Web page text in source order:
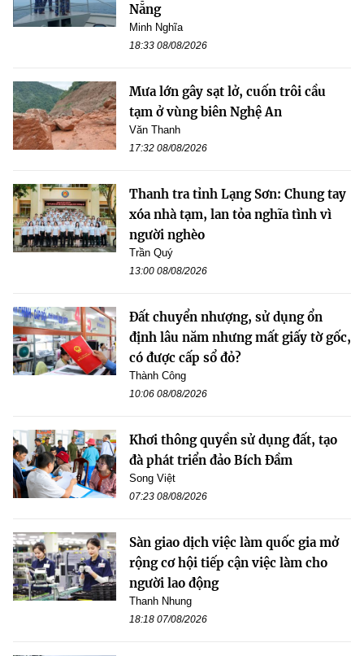
Nẵng
Minh Nghĩa
18:33 08/08/2026
Mưa lớn gây sạt lở, cuốn trôi cầu
tạm ở vùng biên Nghệ An
Văn Thanh
17:32 08/08/2026
Thanh tra tỉnh Lạng Sơn: Chung tay
xóa nhà tạm, lan tỏa nghĩa tình vì
người nghèo
Trần Quý
13:00 08/08/2026
Đất chuyển nhượng, sử dụng ổn
định lâu năm nhưng mất giấy tờ gốc,
có được cấp sổ đỏ?
Thành Công
10:06 08/08/2026
Khơi thông quyền sử dụng đất, tạo
đà phát triển đảo Bích Đầm
Song Việt
07:23 08/08/2026
Sàn giao dịch việc làm quốc gia mở
rộng cơ hội tiếp cận việc làm cho
người lao động
Thanh Nhung
18:18 07/08/2026